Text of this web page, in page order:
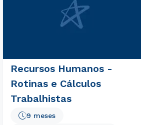
Recursos Humanos -
Rotinas e Cálculos
Trabalhistas
9 meses
Estou de acordo com
autorizo que meus
envio de conteúdos